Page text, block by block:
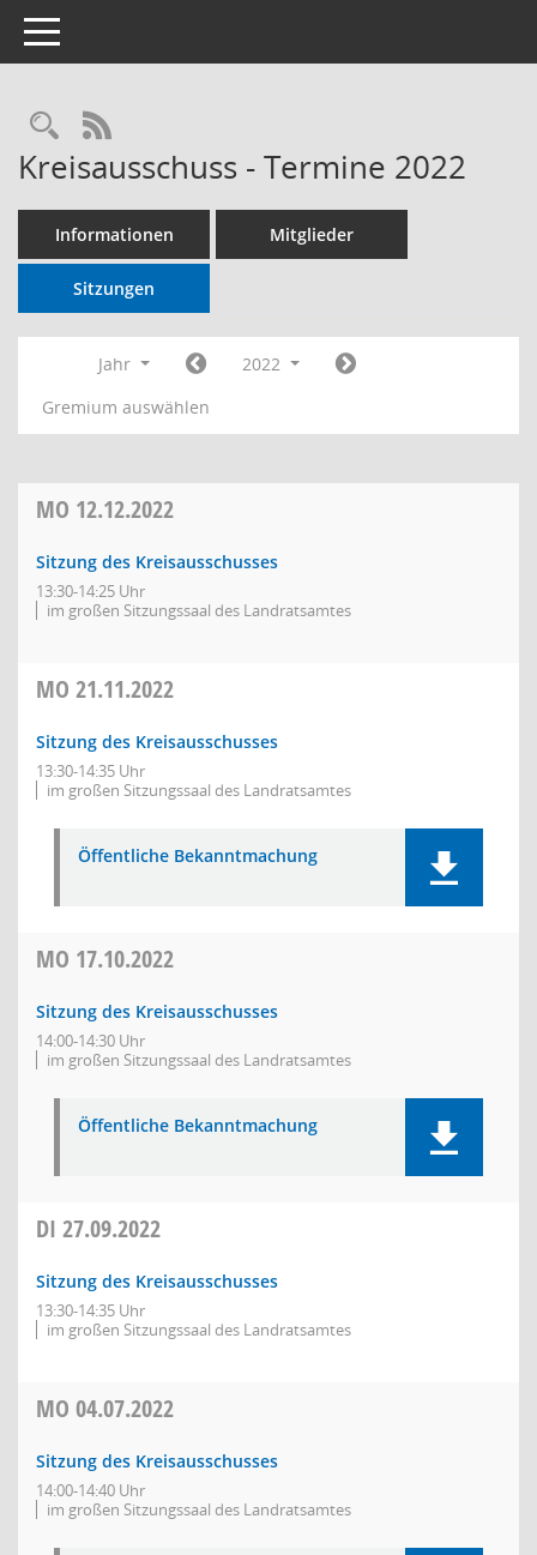
Toggle navigation
RSS-Feed
Kreisausschuss - Termine 2022
Informationen Mitglieder
Sitzungen
Jahr
2022
Gremium auswählen
MO 12.12.2022
Sitzung des Kreisausschusses
13:30-14:25 Uhr
im großen Sitzungssaal des Landratsamtes
MO 21.11.2022
Sitzung des Kreisausschusses
13:30-14:35 Uhr
im großen Sitzungssaal des Landratsamtes
Öffentliche Bekanntmachung
MO 17.10.2022
Sitzung des Kreisausschusses
14:00-14:30 Uhr
im großen Sitzungssaal des Landratsamtes
Öffentliche Bekanntmachung
DI 27.09.2022
Sitzung des Kreisausschusses
13:30-14:35 Uhr
im großen Sitzungssaal des Landratsamtes
MO 04.07.2022
Sitzung des Kreisausschusses
14:00-14:40 Uhr
im großen Sitzungssaal des Landratsamtes